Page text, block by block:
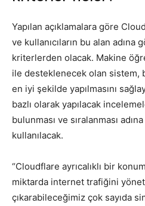
Yapılan açıklamalara göre
ve kullanıcıların bu alan
kriterlerden olacak. Makine
ile desteklenecek olan sistem,
en iyi şekilde yapılmasını
bazlı olarak yapılacak
bulunması ve sıralanması
kullanılacak.
“Cloudflare ayrıcalıklı bir
miktarda internet trafiğini
çıkarabileceğimiz çok sayıda